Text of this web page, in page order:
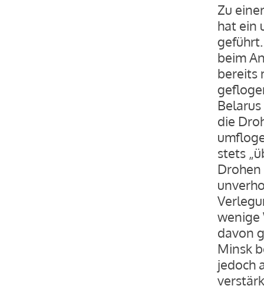
Zu
hat ein
beim
bereits
die
stets
wenige
davon
Minsk
jedoch